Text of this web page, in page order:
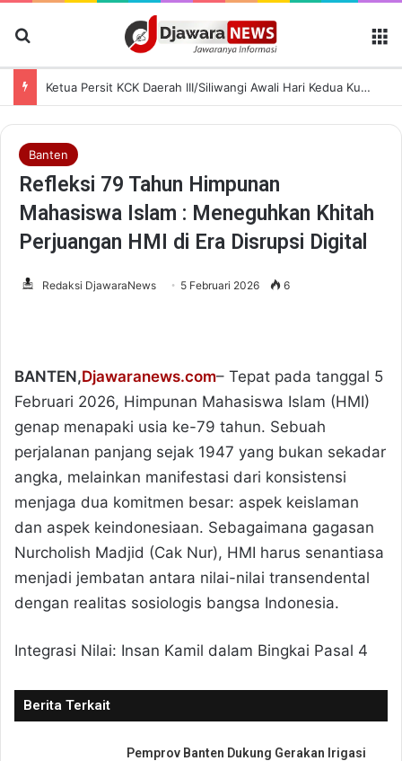
Ketua Persit KCK Daerah III/Siliwangi Awali Hari Kedua Kunjungan Kerja di TK Kartika XIX-39
Banten
Refleksi 79 Tahun Himpunan
Mahasiswa Islam : Meneguhkan Khitah
Perjuangan HMI di Era Disrupsi Digital
Redaksi DjawaraNews 5 Februari 2026 6
BANTEN,Djawaranews.com– Tepat pada tanggal 5
Februari 2026, Himpunan Mahasiswa Islam (HMI)
genap menapaki usia ke-79 tahun. Sebuah
perjalanan panjang sejak 1947 yang bukan sekadar
angka, melainkan manifestasi dari konsistensi
menjaga dua komitmen besar: aspek keislaman
dan aspek keindonesiaan. Sebagaimana gagasan
Nurcholish Madjid (Cak Nur), HMI harus senantiasa
menjadi jembatan antara nilai-nilai transendental
dengan realitas sosiologis bangsa Indonesia.
Integrasi Nilai: Insan Kamil dalam Bingkai Pasal 4
Berita Terkait
Pemprov Banten Dukung Gerakan Irigasi